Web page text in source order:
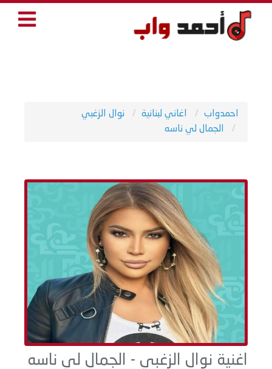
احمدواب اغاني لبنانية
نوال الزغبي
الجمال لي ناسه
اغنية نوال الزغبي - الجمال لي ناسه